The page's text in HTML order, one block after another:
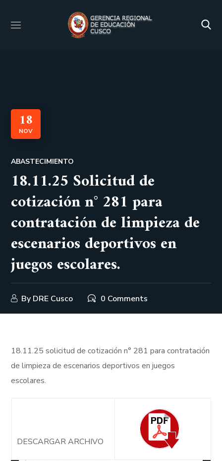
18
NOV
ABASTECIMIENTO
18.11.25 Solicitud de
cotización n° 281 para
contratación de limpieza de
escenarios deportivos en
juegos escolares.
By DRE Cusco 0 Comments
18.11.25 solicitud de cotización n° 281 para contratación
de limpieza de escenarios deportivos en juegos
escolares.
DESCARGAR ARCHIVO